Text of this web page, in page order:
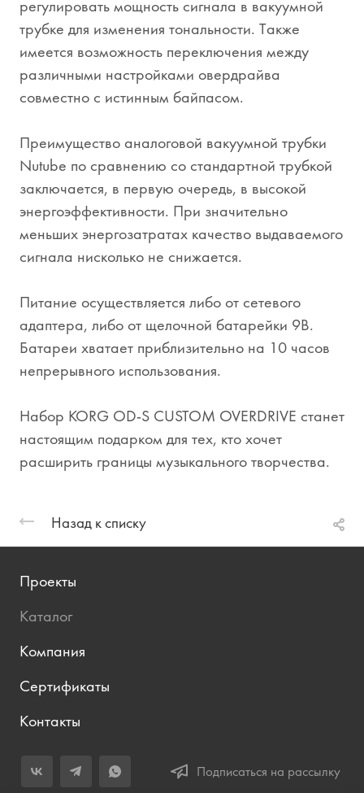
регулировать мощность сигнала в вакуумной
трубке для изменения тональности. Также
имеется возможность переключения между
различными настройками овердрайва
совместно с истинным байпасом.
Преимущество аналоговой вакуумной трубки
Nutube по сравнению со стандартной трубкой
заключается, в первую очередь, в высокой
энергоэффективности. При значительно
меньших энергозатратах качество выдаваемого
сигнала нисколько не снижается.
Питание осуществляется либо от сетевого
адаптера, либо от щелочной батарейки 9В.
Батареи хватает приблизительно на 10 часов
непрерывного использования.
Набор KORG OD-S CUSTOM OVERDRIVE станет
настоящим подарком для тех, кто хочет
расширить границы музыкального творчества.
Назад к списку
Проекты
Каталог
Компания
Сертификаты
Контакты
Подписаться на рассылку